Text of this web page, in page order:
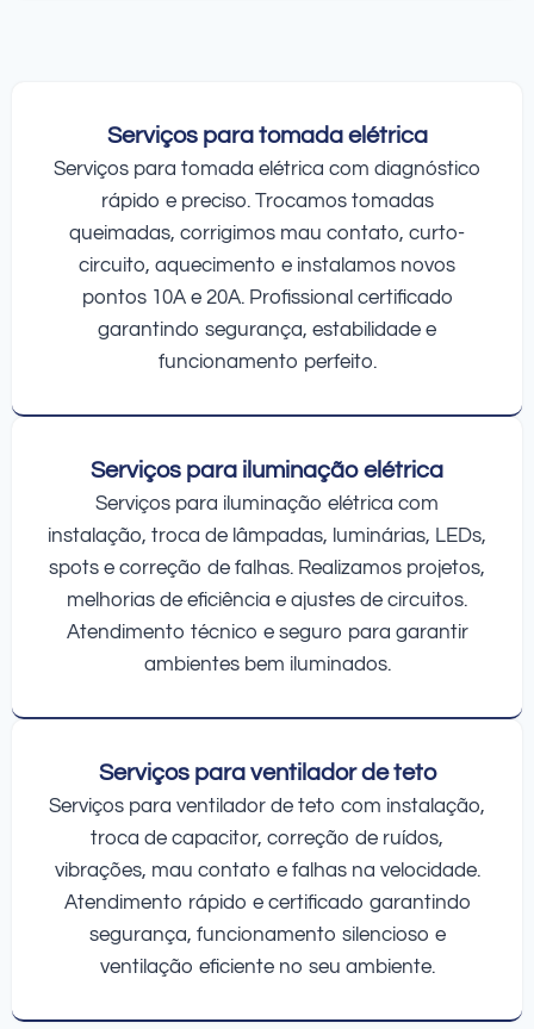
Serviços para tomada elétrica
Serviços para tomada elétrica com diagnóstico
rápido e preciso. Trocamos tomadas
queimadas, corrigimos mau contato, curto-
circuito, aquecimento e instalamos novos
pontos 10A e 20A. Profissional certificado
garantindo segurança, estabilidade e
funcionamento perfeito.
Serviços para iluminação elétrica
Serviços para iluminação elétrica com
instalação, troca de lâmpadas, luminárias, LEDs,
spots e correção de falhas. Realizamos projetos,
melhorias de eficiência e ajustes de circuitos.
Atendimento técnico e seguro para garantir
ambientes bem iluminados.
Serviços para ventilador de teto
Serviços para ventilador de teto com instalação,
troca de capacitor, correção de ruídos,
vibrações, mau contato e falhas na velocidade.
Atendimento rápido e certificado garantindo
segurança, funcionamento silencioso e
ventilação eficiente no seu ambiente.